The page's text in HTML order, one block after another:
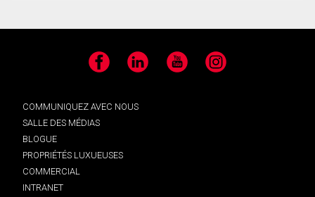
Facebook LinkedIn YouTube Instagram
COMMUNIQUEZ AVEC NOUS
SALLE DES MÉDIAS
BLOGUE
PROPRIÉTÉS LUXUEUSES
COMMERCIAL
INTRANET